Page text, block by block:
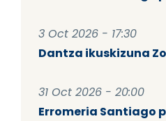
3 Oct 2026 - 17:30
Dantza ikuskizuna
31 Oct 2026 - 20:00
Erromeria Santiago